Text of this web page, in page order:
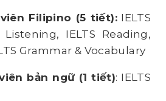
viên Filipino (5 tiết):IELTS
Listening, IELTS Reading,
Grammar & Vocabulary
bản ngữ (1 tiết): IELTS